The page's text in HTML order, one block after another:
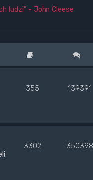
ludzi" - John Cleese
355 139391
3302 350398